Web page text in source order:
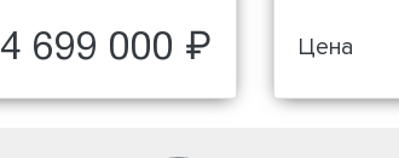
4 699 000 ₽ Цена